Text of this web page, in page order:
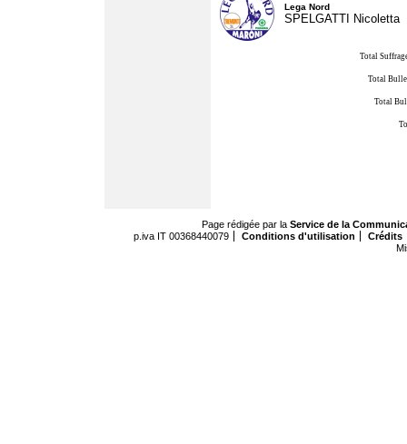
Lega Nord
SPELGATTI Nicoletta
Total
Total
Total
Page rédigée par la Service de la
p.iva IT 00368440079
Conditions d'utilisation
Crédits